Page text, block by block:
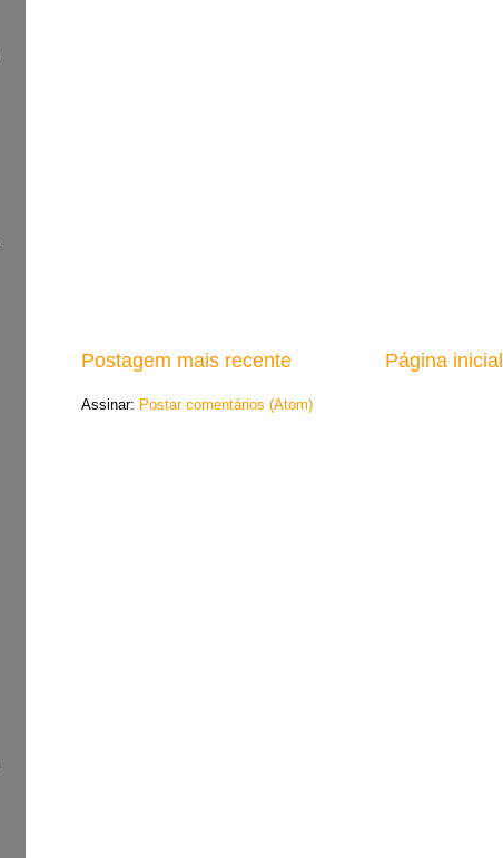
Postagem mais recente Página inicial
Assinar: Postar comentários (Atom)